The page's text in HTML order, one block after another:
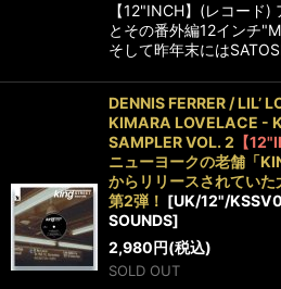
【12"INCH】(レコード)
とその番外編12インチ
そして昨年末には
DENNIS FERRER / LIL’
KIMARA LOVELACE -
SAMPLER VOL. 2 【
ニューヨークの老舗「
からリリースされてい
第2弾！ [UK/12"/
SOUNDS]
2,980円(税込)
SOLD OUT